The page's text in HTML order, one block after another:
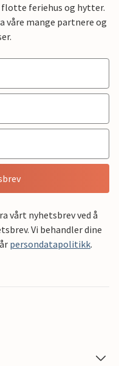
flotte feriehus og hytter.
våre mange partnere og
vårt nyhetsbrev ved å
Vi behandler dine
persondatapolitikk.